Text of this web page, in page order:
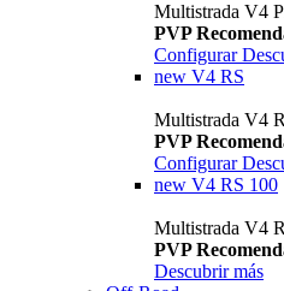
Multistrada V4
PVP
Configurar
new V4 RS
Multistrada V4
PVP
Configurar
new V4 RS 100
Multistrada V4
PVP
Descubrir más